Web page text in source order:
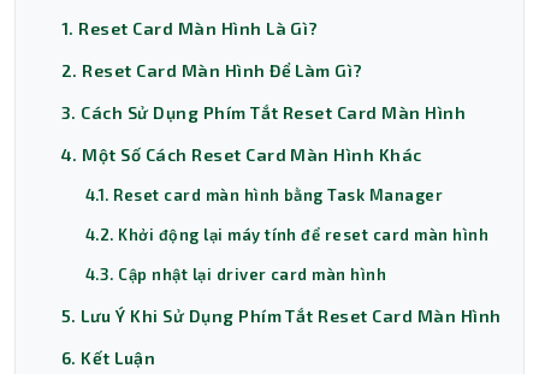
1. Reset Card Màn Hình Là Gì?
2. Reset Card Màn Hình Để Làm Gì?
3. Cách Sử Dụng Phím Tắt Reset Card Màn Hình
4. Một Số Cách Reset Card Màn Hình Khác
4.1. Reset card màn hình bằng Task Manager
4.2. Khởi động lại máy tính để reset card màn hình
4.3. Cập nhật lại driver card màn hình
5. Lưu Ý Khi Sử Dụng Phím Tắt Reset Card Màn Hình
6. Kết Luận